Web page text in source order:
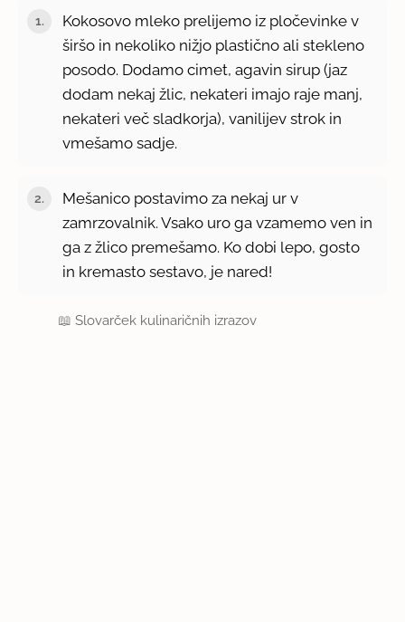
Kokosovo mleko prelijemo iz pločevinke v
širšo in nekoliko nižjo plastično ali stekleno
posodo. Dodamo cimet, agavin sirup (jaz
dodam nekaj žlic, nekateri imajo raje manj,
nekateri več sladkorja), vanilijev strok in
vmešamo sadje.
Mešanico postavimo za nekaj ur v
zamrzovalnik. Vsako uro ga vzamemo ven in
ga z žlico premešamo. Ko dobi lepo, gosto
in kremasto sestavo, je nared!
📖Slovarček kulinaričnih izrazov